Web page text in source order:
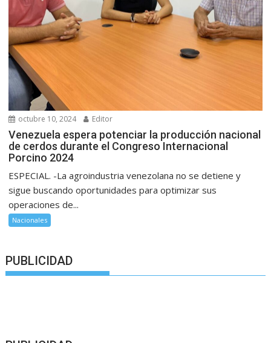
octubre 10, 2024 Editor
Venezuela espera potenciar la producción nacional
de cerdos durante el Congreso Internacional
Porcino 2024
ESPECIAL. -La agroindustria venezolana no se detiene y
sigue buscando oportunidades para optimizar sus
operaciones de...
Nacionales
PUBLICIDAD